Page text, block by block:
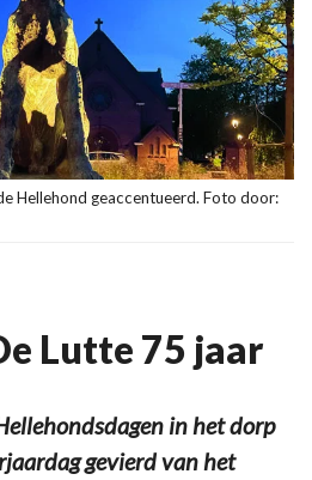
Hellehond geaccentueerd. Foto door:
Lutte 75 jaar
in het dorp
gevierd van het